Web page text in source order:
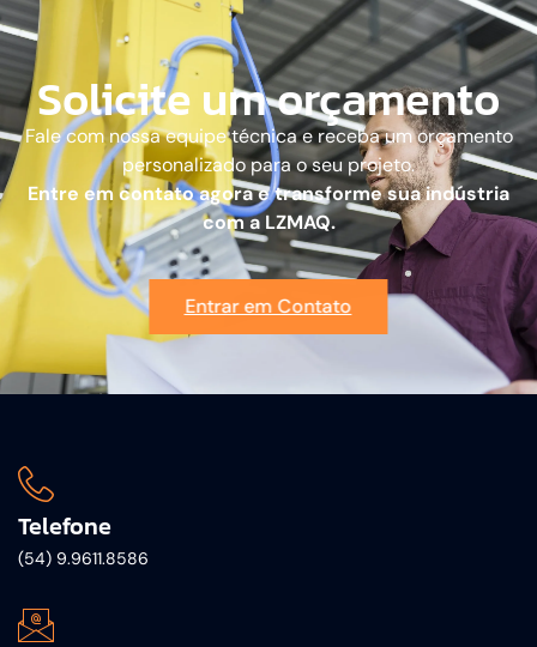
Solicite um orçamento
Fale com nossa equipe técnica e receba um orçamento
personalizado para o seu projeto.
Entre em contato agora e transforme sua indústria
com a LZMAQ.
Entrar em Contato
Telefone
(54) 9.9611.8586